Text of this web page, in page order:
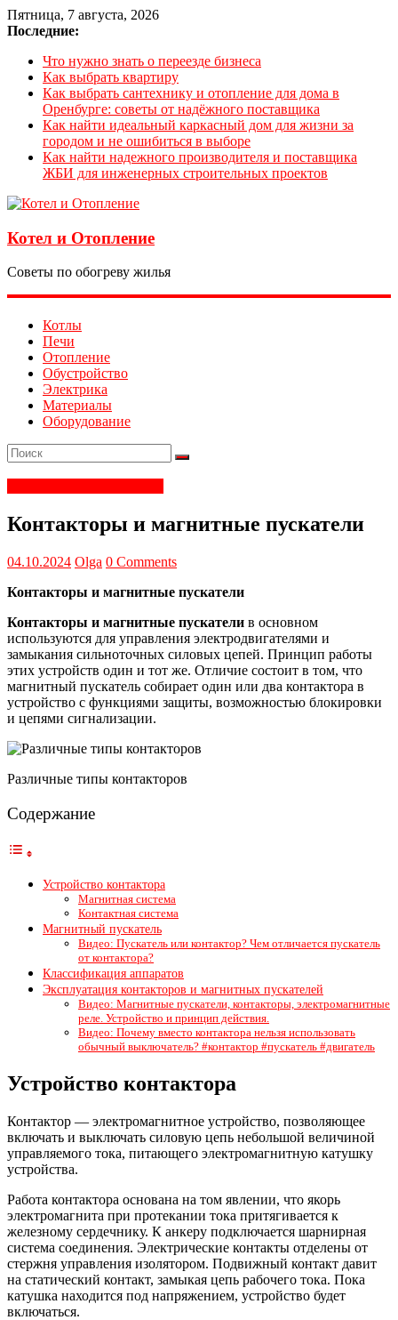
Пятница, 7 августа, 2026
Последние:
Что нужно знать о переезде бизнеса
Как выбрать квартиру
Как выбрать сантехнику и отопление для дома в
Оренбурге: советы от надёжного поставщика
Как найти идеальный каркасный дом для жизни за
городом и не ошибиться в выборе
Как найти надежного производителя и поставщика
ЖБИ для инженерных строительных проектов
Котел и Отопление
Советы по обогреву жилья
Котлы
Печи
Отопление
Обустройство
Электрика
Материалы
Оборудование
Контакторы и магнитные пускатели
04.10.2024 Olga 0 Comments
Контакторы и магнитные пускатели
Контакторы и магнитные пускатели в основном
используются для управления электродвигателями и
замыкания сильноточных силовых цепей. Принцип работы
этих устройств один и тот же. Отличие состоит в том, что
магнитный пускатель собирает один или два контактора в
устройство с функциями защиты, возможностью блокировки
и цепями сигнализации.
Различные типы контакторов
Содержание
Устройство контактора
Магнитная система
Контактная система
Магнитный пускатель
Видео: Пускатель или контактор? Чем отличается пускатель
от контактора?
Классификация аппаратов
Эксплуатация контакторов и магнитных пускателей
Видео: Магнитные пускатели, контакторы, электромагнитные
реле. Устройство и принцип действия.
Видео: Почему вместо контактора нельзя использовать
обычный выключатель? #контактор #пускатель #двигатель
Устройство контактора
Контактор — электромагнитное устройство, позволяющее
включать и выключать силовую цепь небольшой величиной
управляемого тока, питающего электромагнитную катушку
устройства.
Работа контактора основана на том явлении, что якорь
электромагнита при протекании тока притягивается к
железному сердечнику. К анкеру подключается шарнирная
система соединения. Электрические контакты отделены от
стержня управления изолятором. Подвижный контакт давит
на статический контакт, замыкая цепь рабочего тока. Пока
катушка находится под напряжением, устройство будет
включаться.